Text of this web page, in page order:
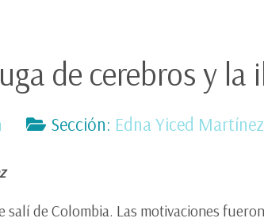
de cerebros y
Sección: Edna Yiced Martínez
salí de Colombia. Las motivaciones